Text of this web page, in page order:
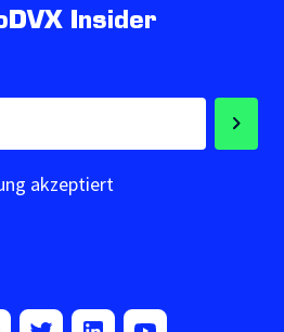
Insider
akzeptiert